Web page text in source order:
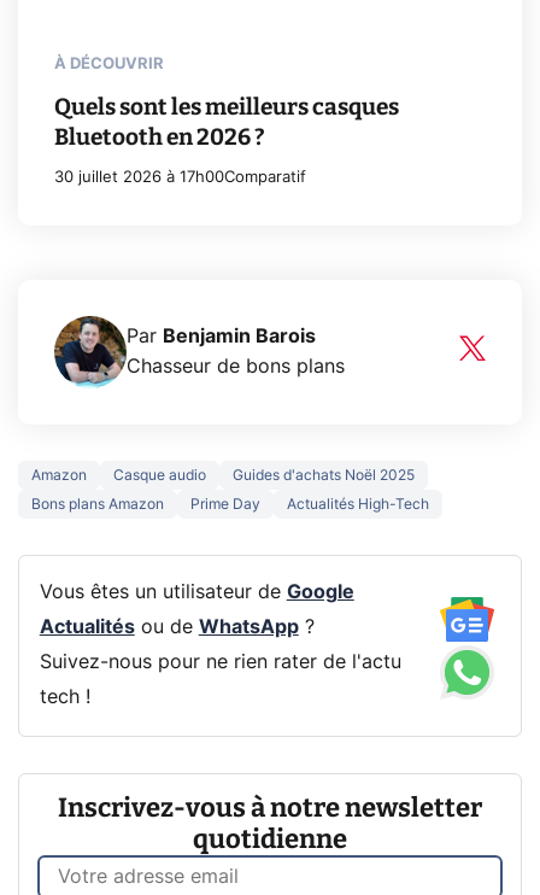
À DÉCOUVRIR
Quels sont les meilleurs casques
Bluetooth en 2026 ?
30 juillet 2026 à 17h00Comparatif
Par Benjamin Barois
Chasseur de bons plans
Amazon Casque audio
Guides d'achats Noël 2025
Bons plans Amazon
Prime Day Actualités High-Tech
Vous êtes un utilisateur de Google
Actualitésou de WhatsApp?
Suivez-nous pour ne rien rater de l'actu
tech !
Inscrivez-vous à notre newsletter
quotidienne